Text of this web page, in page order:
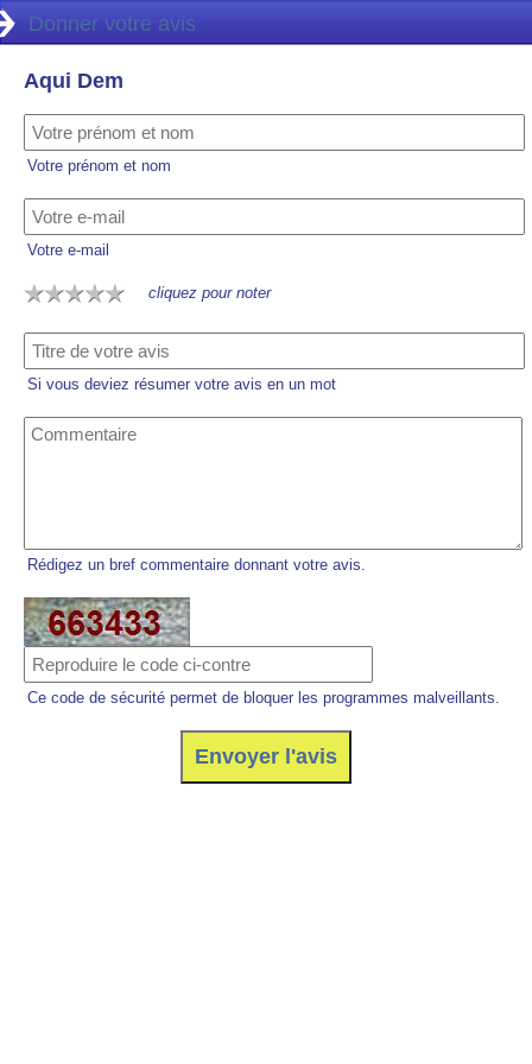
Donner votre avis
Aqui Dem
Votre prénom et nom
Votre e-mail
cliquez pour noter
Si vous deviez résumer votre avis en un mot
Rédigez un bref commentaire donnant votre avis.
Ce code de sécurité permet de bloquer les programmes malveillants.